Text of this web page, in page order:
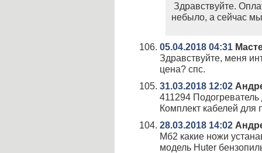
Здравствуйте.
небыло, а сейчас
05.04.2018 04:31
Здравствуйте, меня
цена? спс.
31.03.2018 12:02
411294 Подогреватель
Комплект кабелей для
28.03.2018 14:02
Мб2 какие ножи
модель Huter